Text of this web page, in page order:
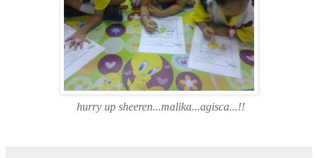
hurry up sheeren...malika...agisca...!!